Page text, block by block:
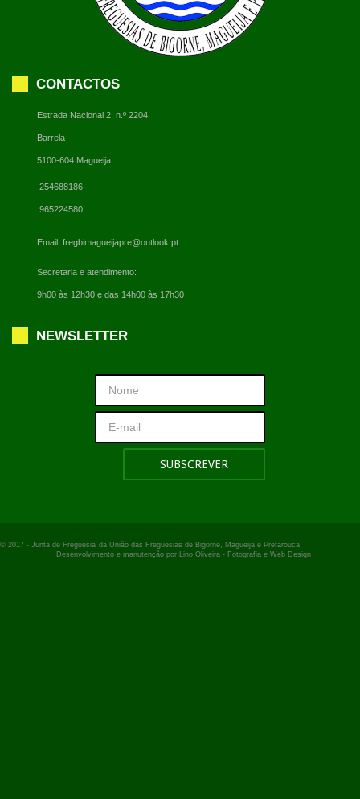
CONTACTOS
Estrada Nacional 2, n.º 2204
Barrela
5100-604 Magueija
254688186
965224580
Email: fregbimagueijapre@outlook.pt
Secretaria e atendimento:
9h00 às 12h30 e das 14h00 às 17h30
NEWSLETTER
© 2017 - Junta de Freguesia da União das Freguesias de Bigorne, Magueija e Pretarouca
Desenvolvimento e manutenção por
Lino Oliveira - Fotografia e Web Design